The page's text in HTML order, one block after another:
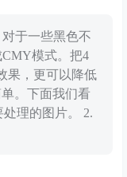
于一些黑色不
模式。把4
果，更可以降低
。下面我们看
处理的图片。 2.